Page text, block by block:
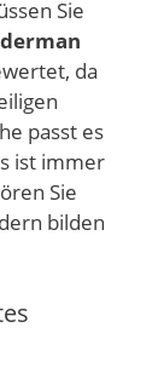
Sie
da
passt es
ist immer
Sie
bilden